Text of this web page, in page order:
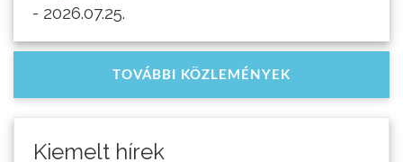
- 2026.07.25.
TOVÁBBI KÖZLEMÉNYEK
Kiemelt hírek